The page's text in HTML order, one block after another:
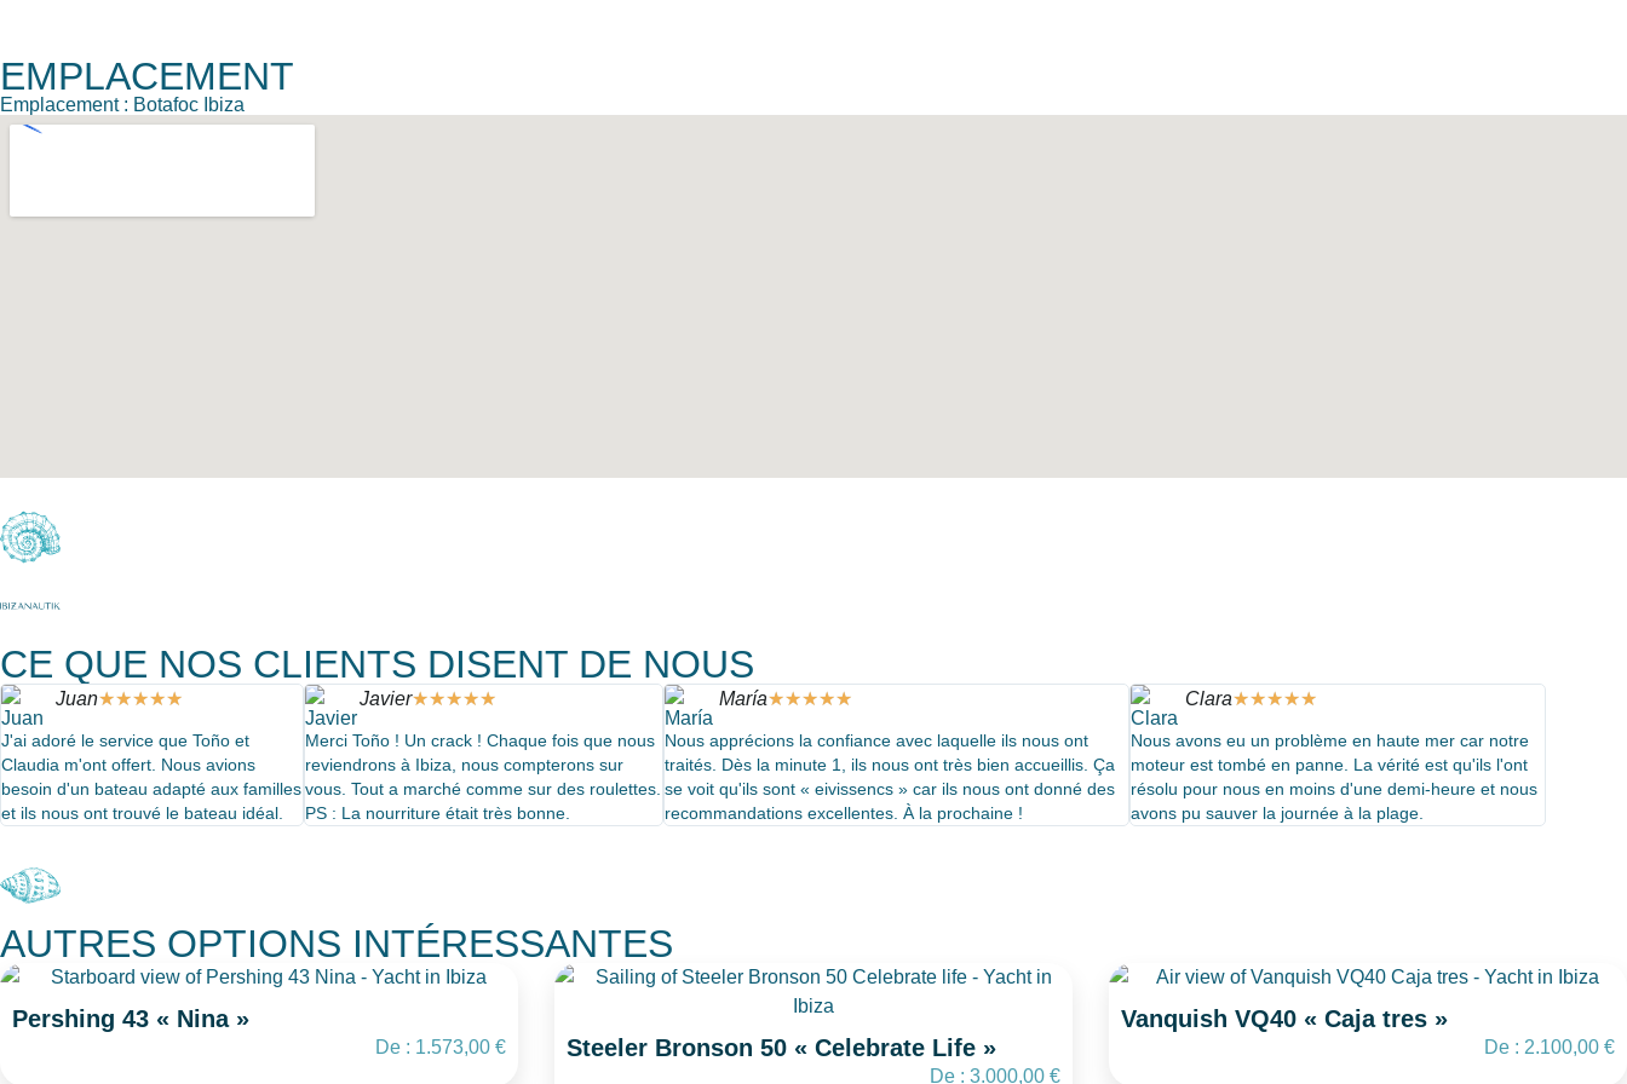
EMPLACEMENT
Emplacement : Botafoc Ibiza
CE QUE NOS CLIENTS DISENT DE NOUS
Juan★★★★★
J'ai adoré le service que Toño et
Claudia m'ont offert. Nous avions
besoin d'un bateau adapté aux familles
et ils nous ont trouvé le bateau idéal.
Javier★★★★★
Merci Toño ! Un crack ! Chaque fois que nous
reviendrons à Ibiza, nous compterons sur
vous. Tout a marché comme sur des roulettes.
PS : La nourriture était très bonne.
María★★★★★
Nous apprécions la confiance avec laquelle ils nous ont
traités. Dès la minute 1, ils nous ont très bien accueillis. Ça
se voit qu'ils sont « eivissencs » car ils nous ont donné des
recommandations excellentes. À la prochaine !
Clara★★★★★
Nous avons eu un problème en haute mer car notre
moteur est tombé en panne. La vérité est qu'ils l'ont
résolu pour nous en moins d'une demi-heure et nous
avons pu sauver la journée à la plage.
AUTRES OPTIONS INTÉRESSANTES
Pershing 43 « Nina »
De : 1.573,00 € Steeler Bronson 50 « Celebrate Life »
De : 3.000,00 €
Vanquish VQ40 « Caja tres »
De : 2.100,00 €